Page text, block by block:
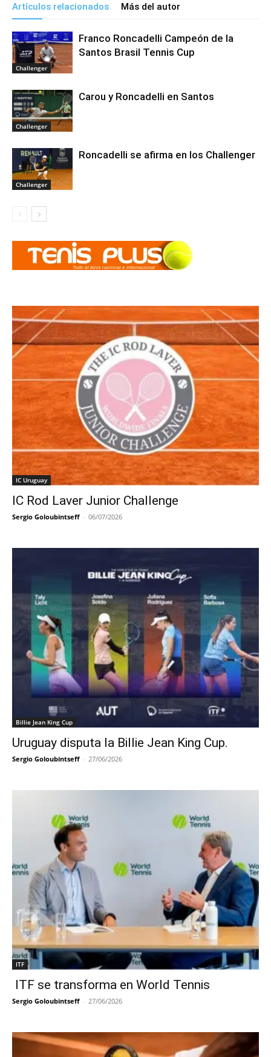
Artículos relacionados Más del autor
Challenger
Franco Roncadelli Campeón de la
Santos Brasil Tennis Cup
Challenger
Carou y Roncadelli en Santos
Challenger
Roncadelli se afirma en los Challenger
IC Uruguay
IC Rod Laver Junior Challenge
Sergio Goloubintseff - 06/07/2026
Billie Jean King Cup
Uruguay disputa la Billie Jean King Cup.
Sergio Goloubintseff - 27/06/2026
ITF
ITF se transforma en World Tennis
Sergio Goloubintseff - 27/06/2026